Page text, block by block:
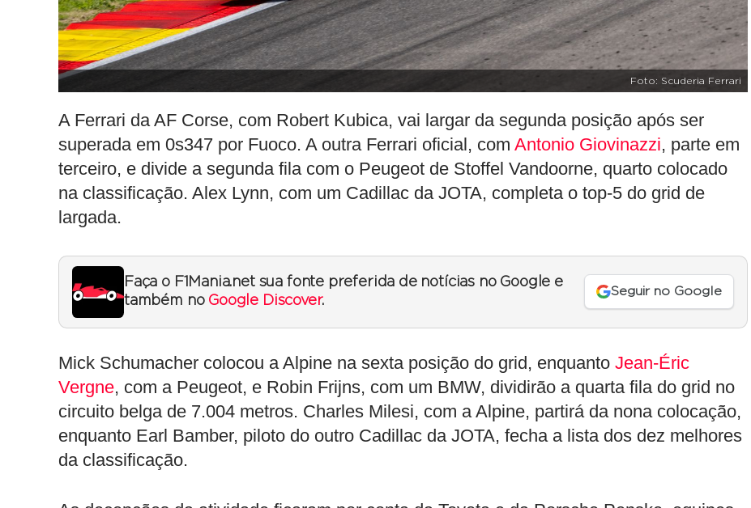
Foto: Scuderia Ferrari
A Ferrari da AF Corse, com Robert Kubica, vai largar da segunda posição após ser
superada em 0s347 por Fuoco. A outra Ferrari oficial, com Antonio Giovinazzi, parte em
terceiro, e divide a segunda fila com o Peugeot de Stoffel Vandoorne, quarto colocado
na classificação. Alex Lynn, com um Cadillac da JOTA, completa o top-5 do grid de
largada.
Faça o F1Mania.net sua fonte preferida de notícias no Google e
também no Google Discover.
Seguir no Google
Mick Schumacher colocou a Alpine na sexta posição do grid, enquanto Jean-Éric
Vergne, com a Peugeot, e Robin Frijns, com um BMW, dividirão a quarta fila do grid no
circuito belga de 7.004 metros. Charles Milesi, com a Alpine, partirá da nona colocação,
enquanto Earl Bamber, piloto do outro Cadillac da JOTA, fecha a lista dos dez melhores
da classificação.